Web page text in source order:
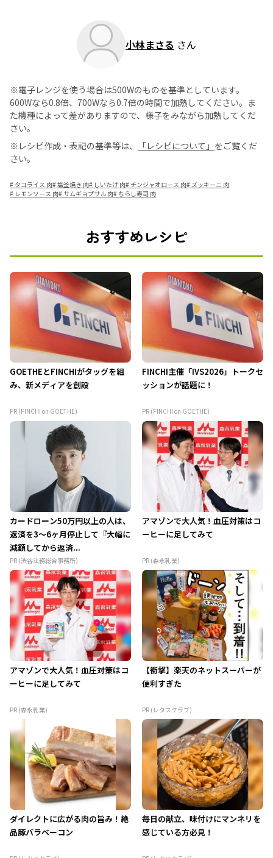
小林まさる さん
※電子レンジを使う場合は500Wのものを基準としています。
600Wなら0.8倍、700Wなら0.7倍の時間で加熱してください。ま
た機種によって差がありますので、様子をみながら加熱してくだ
さい。
※レシピ作成・表記の基準等は、
「レシピについて」 をご覧くだ
さい。
# タコライス 肉#塩釜焼き 肉# しいたけ 肉# チンジャオロース 肉# ズッキーニ 肉
# レモンソース 肉# サムギョプサル 肉# ちらし寿司 肉
おすすめレシピ
GOETHEとFINCHIがタッグを組
み、新メディアを創設
PR (FINCHI on GOETHE)
FINCHI主催「IVS2026」トークセ
ッションが話題に！
PR (FINCHI on GOETHE)
カードローン50万円以上の人は、
返済を3～6ヶ月停止して『大幅に
減額してから返済...
PR (渋谷法務総合事務所)
アマゾンで大人気！血圧対策はコ
ーヒーに足してみて
PR (森永乳業)
アマゾンで大人気！血圧対策はコ
ーヒーに足してみて
PR (森永乳業)
【衝撃】楽天のネットスーパーが
便利すぎた
PR (レタスクラブ)
ダイレクトに広がる肉の旨み！絶
品豚バラベーコン
毎日の献立、味付けにマンネリを
感じている方必見！